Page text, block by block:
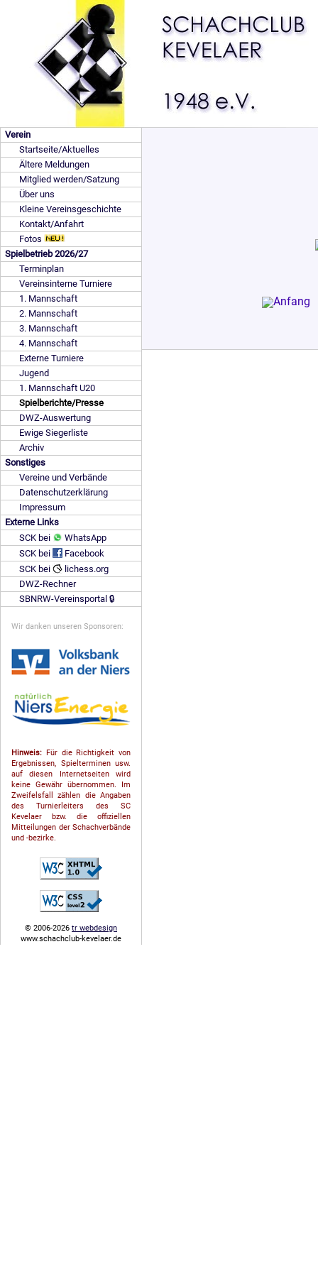
Verein
Startseite/Aktuelles
Ältere Meldungen
Mitglied werden/Satzung
Über uns
Kleine Vereinsgeschichte
Kontakt/Anfahrt
Fotos
Spielbetrieb 2026/27
Terminplan
Vereinsinterne Turniere
1. Mannschaft
2. Mannschaft
3. Mannschaft
4. Mannschaft
Externe Turniere
Jugend
1. Mannschaft U20
Spielberichte/Presse
DWZ-Auswertung
Ewige Siegerliste
Archiv
Sonstiges
Vereine und Verbände
Datenschutzerklärung
Impressum
Externe Links
SCK bei
WhatsApp
SCK bei
Facebook
SCK bei
lichess.org
DWZ-Rechner
SBNRW-Vereinsportal 🔒
Wir danken unseren Sponsoren:
Hinweis: Für die Richtigkeit von
Ergebnissen, Spielterminen usw.
auf diesen Internetseiten wird
keine Gewähr übernommen. Im
Zweifelsfall zählen die Angaben
des Turnierleiters des SC
Kevelaer bzw. die offiziellen
Mitteilungen der Schach­ver­bände
und -bezirke.
© 2006-2026 tr webdesign
www.schachclub-kevelaer.de